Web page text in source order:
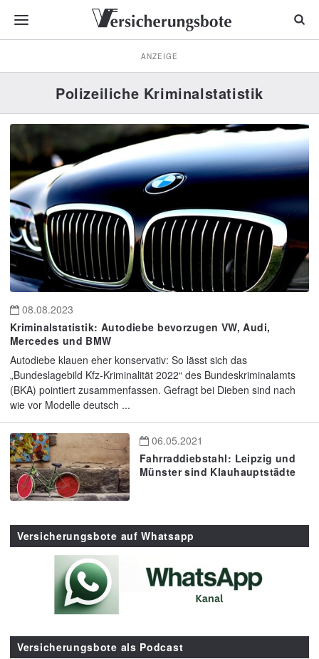
ANZEIGE
Polizeiliche Kriminalstatistik
08.08.2023
Kriminalstatistik: Autodiebe bevorzugen VW, Audi,
Mercedes und BMW
Autodiebe klauen eher konservativ: So lässt sich das
„Bundeslagebild Kfz-Kriminalität 2022“ des Bundeskriminalamts
(BKA) pointiert zusammenfassen. Gefragt bei Dieben sind nach
wie vor Modelle deutsch ...
06.05.2021
Fahrraddiebstahl: Leipzig und
Münster sind Klauhauptstädte
Versicherungsbote auf Whatsapp
Versicherungsbote als Podcast